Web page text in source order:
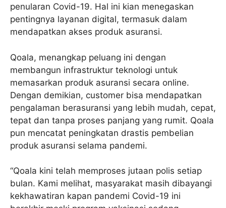
penularan Covid-19. Hal ini kian menegaskan
pentingnya layanan digital, termasuk dalam
mendapatkan akses produk asuransi.
Qoala, menangkap peluang ini dengan
membangun infrastruktur teknologi untuk
memasarkan produk asuransi secara online.
Dengan demikian, customer bisa mendapatkan
pengalaman berasuransi yang lebih mudah, cepat,
tepat dan tanpa proses panjang yang rumit. Qoala
pun mencatat peningkatan drastis pembelian
produk asuransi selama pandemi.
“Qoala kini telah memproses jutaan polis setiap
bulan. Kami melihat, masyarakat masih dibayangi
kekhawatiran kapan pandemi Covid-19 ini